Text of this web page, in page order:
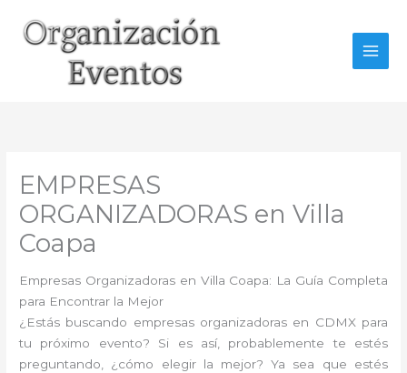
contenido
EMPRESAS
ORGANIZADORAS en Villa
Coapa
Empresas Organizadoras en Villa Coapa: La Guía Completa
para Encontrar la Mejor
¿Estás buscando empresas organizadoras en CDMX para
tu próximo evento? Si es así, probablemente te estés
preguntando, ¿cómo elegir la mejor? Ya sea que estés